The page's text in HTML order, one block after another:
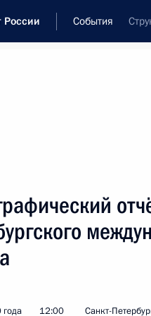
России События
Собранию
по важнейшим вопросам
рабочие встречи
12:00 Санкт-